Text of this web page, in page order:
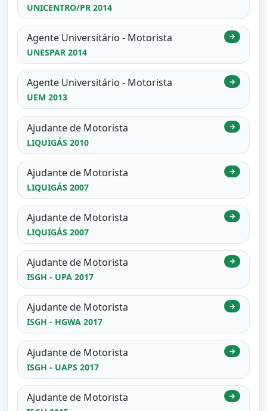
UNICENTRO/PR 2014
Agente Universitário - Motorista
UNESPAR 2014
→
Agente Universitário - Motorista
UEM 2013
→
Ajudante de Motorista
LIQUIGÁS 2010
→
Ajudante de Motorista
LIQUIGÁS 2007
→
Ajudante de Motorista
LIQUIGÁS 2007
→
Ajudante de Motorista
ISGH - UPA 2017
→
Ajudante de Motorista
ISGH - HGWA 2017
→
Ajudante de Motorista
ISGH - UAPS 2017
→
Ajudante de Motorista →